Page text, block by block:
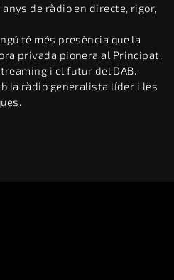
anys de ràdio en directe, rigor,
té més presència que la
privada pionera al Principat,
i el futur del DAB.
la ràdio generalista líder i les